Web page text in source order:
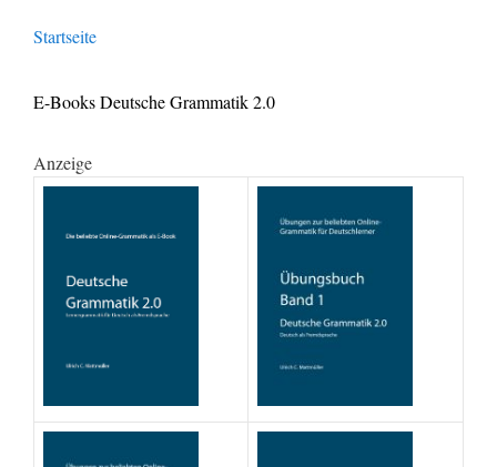
Startseite
E-Books Deutsche Grammatik 2.0
Anzeige